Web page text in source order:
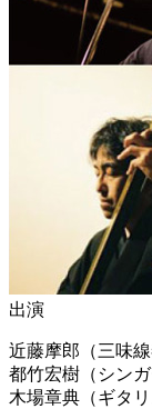
出演
近藤摩郎（三味線
都竹宏樹（シン
木場章典（ギタリ